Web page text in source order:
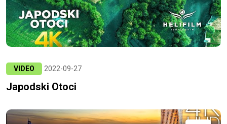
VIDEO 2022-09-27
Japodski Otoci